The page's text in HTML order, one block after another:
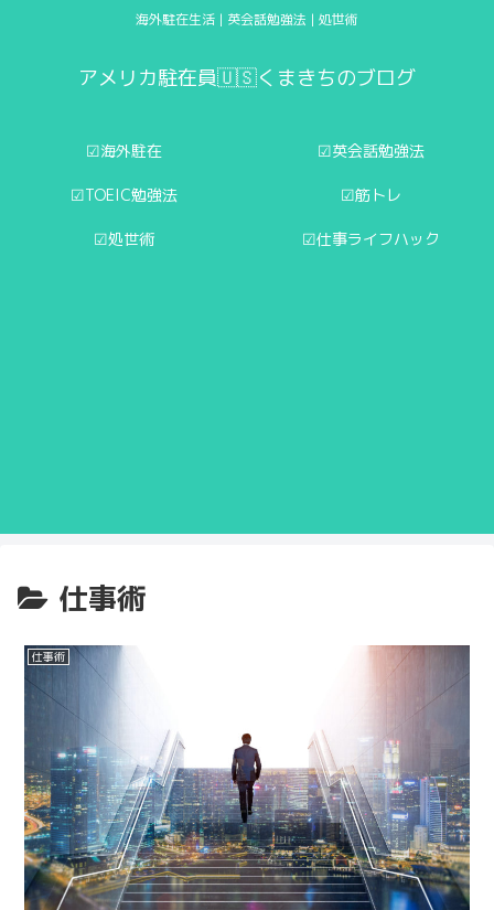
海外駐在生活 | 英会話勉強法 | 処世術
アメリカ駐在員🇺🇸くまきちのブログ
☑︎海外駐在 ☑︎英会話勉強法
☑︎TOEIC勉強法 ☑︎筋トレ
☑︎処世術 ☑︎仕事ライフハック
仕事術
仕事術